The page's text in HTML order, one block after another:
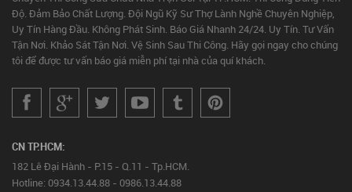
Độ. Đảm Bảo Chất Lượng. Đội Ngũ Kỹ Sư Thợ Lành Nghề Chuyên Nghiệp,
Uy Tín Hàng Đầu. Không Phát Sinh. Báo Giá Nhanh 24/24. Uy Tín. Tư Vấn
Tận Nơi. Khảo Sát Tận Nơi. Vệ Sinh Sau Thi Công. Hãy gọi ngay cho chúng
tôi để được tư vấn báo giá miễn phí tại nhà của quí khách.
CN TP.HCM:
182 Lê Đại Hành - P.15 - Q.11 - Tp.HCM.
Hotline: 0934.13.44.88 - 0986.13.44.88